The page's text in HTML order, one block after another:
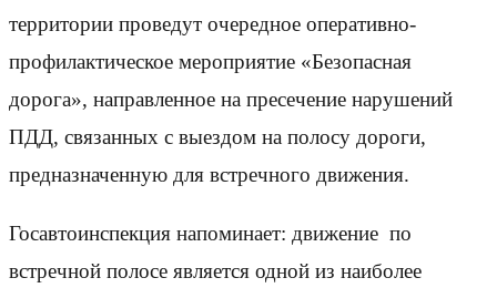
территории проведут очередное оперативно-
профилактическое мероприятие «Безопасная
дорога», направленное на пресечение нарушений
ПДД, связанных с выездом на полосу дороги,
предназначенную для встречного движения.
Госавтоинспекция напоминает: движение по
встречной полосе является одной из наиболее